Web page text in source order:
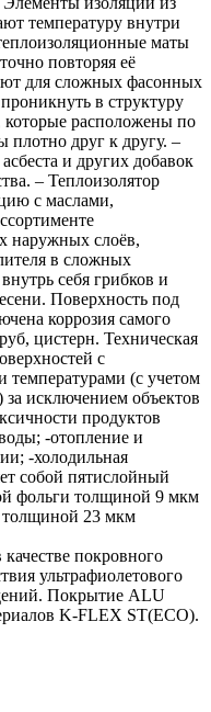
температуру внутри
маты
повторяя её
для сложных фасонных
в структуру
которые расположены по
плотно друг к другу. –
и других добавок
– Теплоизолятор
с маслами,
наружных слоёв,
в сложных
себя грибков и
Поверхность под
коррозия самого
цистерн. Техническая
с
(с учетом
за исключением объектов
продуктов
-отопление и
-холодильная
собой пятислойный
фольги толщиной 9 мкм
23 мкм
покровного
ультрафиолетового
Покрытие ALU
K-FLEX ST(ECO).